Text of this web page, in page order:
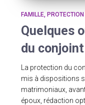
FAMILLE
Quelques
du conjoint
La protection du
mis à dispositions
matrimoniaux,
époux, rédaction